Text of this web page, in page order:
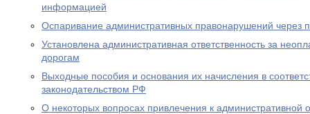
информацией
Оспаривание административных правонарушений через
Установлена административная ответственность за
дорогам
Выходные пособия и основания их начисления в
законодательством РФ
О некоторых вопросах привлечения к административной